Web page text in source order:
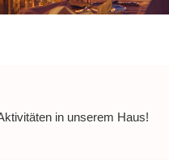
in unserem Haus!